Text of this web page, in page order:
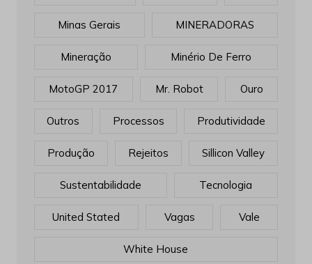
Minas Gerais MINERADORAS
Mineração Minério De Ferro
MotoGP 2017 Mr. Robot Ouro
Outros Processos Produtividade
Produção Rejeitos Sillicon Valley
Sustentabilidade Tecnologia
United Stated Vagas Vale
White House